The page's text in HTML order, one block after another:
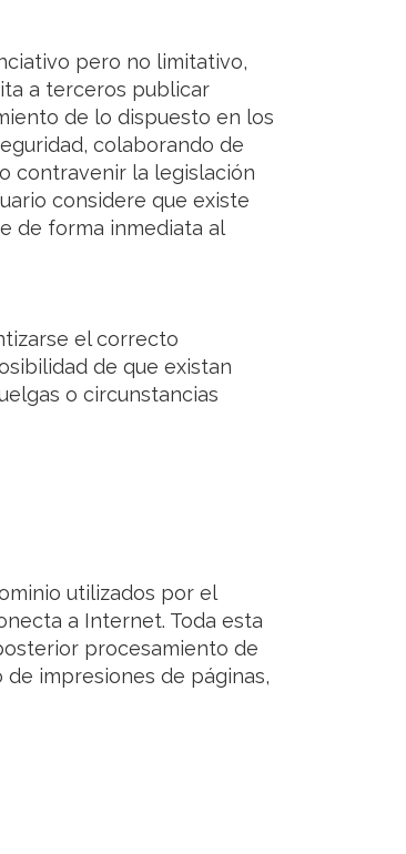
pero no limitativo,
a terceros publicar
de lo dispuesto en los
colaborando de
contravenir la legislación
considere que existe
de forma inmediata al
el correcto
de que existan
o circunstancias
utilizados por el
a Internet. Toda esta
procesamiento de
impresiones de páginas,